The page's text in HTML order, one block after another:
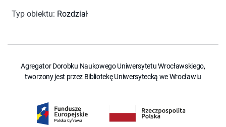
Typ obiektu: Rozdział
Agregator Dorobku Naukowego Uniwersytetu Wrocławskiego,
tworzony jest przez Bibliotekę Uniwersytecką we Wrocławiu